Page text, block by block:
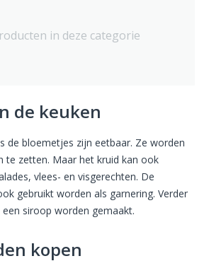
in deze categorie
de keuken
de bloemetjes zijn eetbaar. Ze worden
te zetten. Maar het kruid kan ook
vlees- en visgerechten. De
gebruikt worden als garnering. Verder
siroop worden gemaakt.
kopen